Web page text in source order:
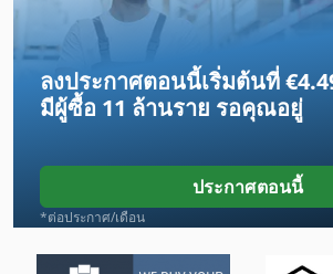
Lcf 1
Lf 321
Lm Guide
Mb 322
Mvh 5 1 4 B
ลงประกาศตอนนี้เริ่มต้นที่
มีผู้ซื้อ 11 ล้านราย รอคุณอยู่
ประกาศตอนนี้
*ต่อประกาศ/เดือน